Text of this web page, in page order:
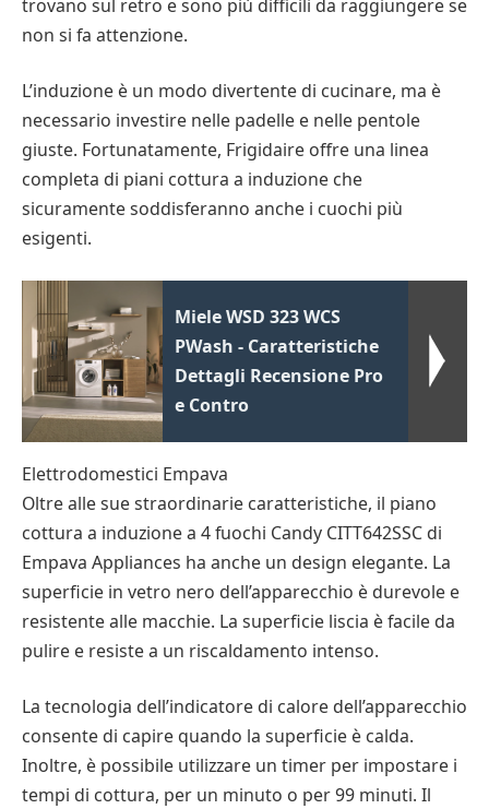
trovano sul retro e sono più difficili da raggiungere se
non si fa attenzione.
L’induzione è un modo divertente di cucinare, ma è
necessario investire nelle padelle e nelle pentole
giuste. Fortunatamente, Frigidaire offre una linea
completa di piani cottura a induzione che
sicuramente soddisferanno anche i cuochi più
esigenti.
Miele WSD 323 WCS
PWash - Caratteristiche
Dettagli Recensione Pro
e Contro
Elettrodomestici Empava
Oltre alle sue straordinarie caratteristiche, il piano
cottura a induzione a 4 fuochi Candy CITT642SSC di
Empava Appliances ha anche un design elegante. La
superficie in vetro nero dell’apparecchio è durevole e
resistente alle macchie. La superficie liscia è facile da
pulire e resiste a un riscaldamento intenso.
La tecnologia dell’indicatore di calore dell’apparecchio
consente di capire quando la superficie è calda.
Inoltre, è possibile utilizzare un timer per impostare i
tempi di cottura, per un minuto o per 99 minuti. Il